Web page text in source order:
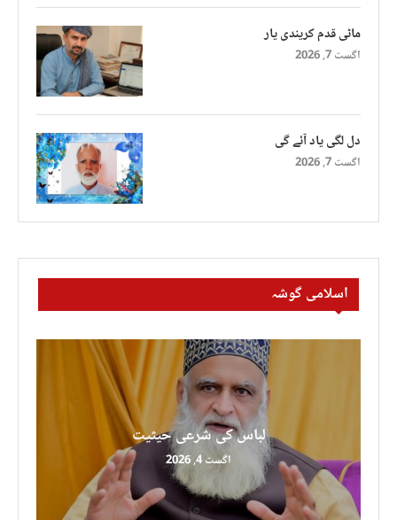
ماٹی قدم کریندی یار
اگست 7, 2026
دل لگی یاد آئے گی
اگست 7, 2026
اسلامی گوشہ
لباس کی شرعی حیثیت
اگست 4, 2026